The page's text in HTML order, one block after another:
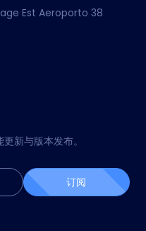
Est Aeroporto 38
新与版本发布。
订阅